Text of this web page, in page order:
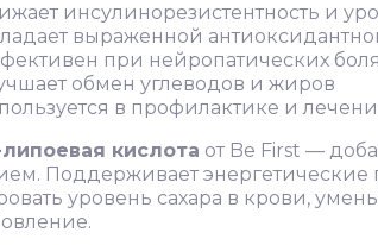
инсулинорезистентность и
выраженной
при нейропатических
обмен углеводов и жиров
в профилактике и
кислота от Be First —
Поддерживает энергетические
уровень сахара в крови,